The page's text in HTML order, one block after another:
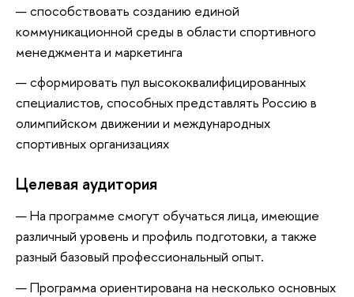
способствовать созданию единой
коммуникационной среды в области спортивного
менеджмента и маркетинга
сформировать пул высококвалифицированных
специалистов, способных представлять Россию в
олимпийском движении и международных
спортивных организациях
Целевая аудитория
На программе смогут обучаться лица, имеющие
различный уровень и профиль подготовки, а также
разный базовый профессиональный опыт.
Программа ориентирована на несколько основных